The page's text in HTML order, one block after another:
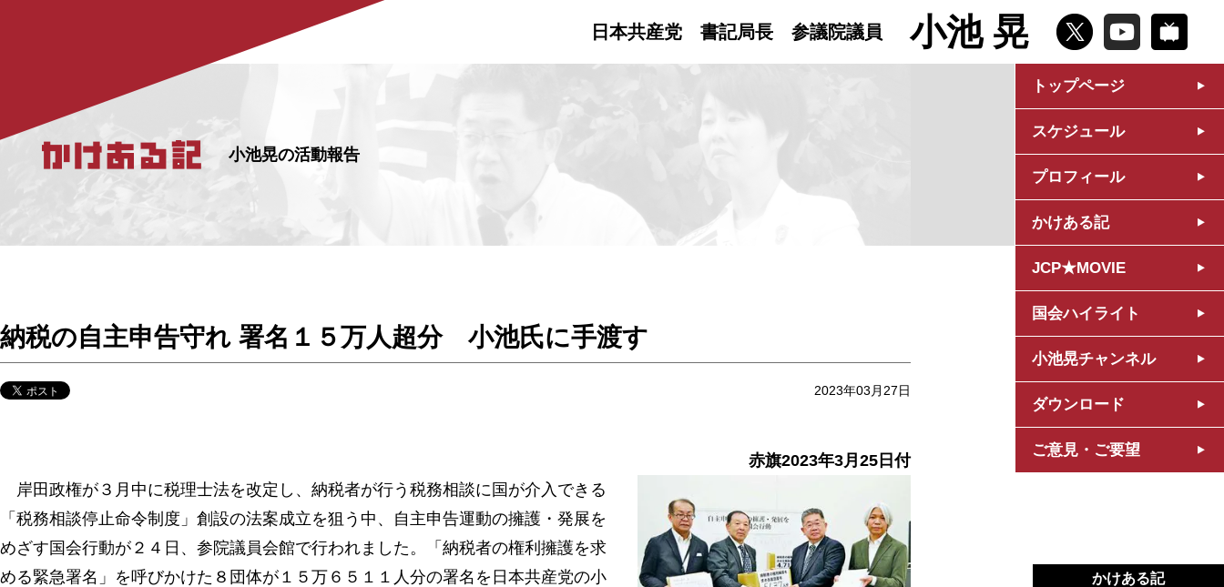
日本共産党 書記局長 参議院議員 小池 晃
トップページ
スケジュール
プロフィール
かけある記
JCP★MOVIE
国会ハイライト
小池晃チャンネル
ダウンロード
ご意見・ご要望
小池晃の活動報告
納税の自主申告守れ 署名１５万人超分 小池氏に手渡す
2023年03月27日
赤旗2023年3月25日付
岸田政権が３月中に税理士法を改定し、納税者が行う税務相談に国が介入できる
「税務相談停止命令制度」創設の法案成立を狙う中、自主申告運動の擁護・発展を
めざす国会行動が２４日、参院議員会館で行われました。「納税者の権利擁護を求
める緊急署名」を呼びかけた８団体が１５万６５１１人分の署名を日本共産党の小
かけある記